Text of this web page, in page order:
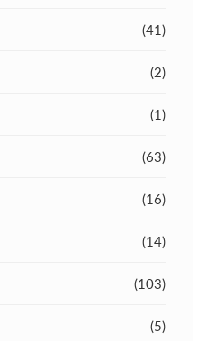
(41)
(2)
(1)
(63)
(16)
(14)
(103)
(5)